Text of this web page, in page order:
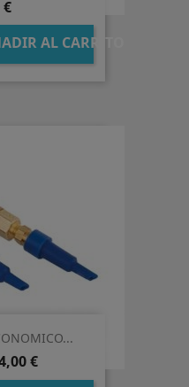
€
AL CARRITO
€